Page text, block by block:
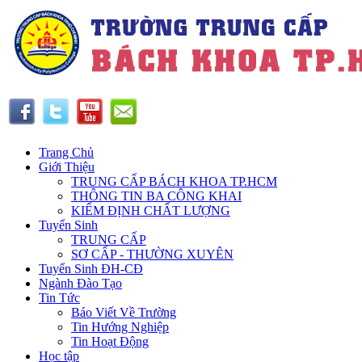
Trang Chủ
Giới Thiệu
TRUNG CẤP BÁCH KHOA TP.HCM
THÔNG TIN BA CÔNG KHAI
KIỂM ĐỊNH CHẤT LƯỢNG
Tuyển Sinh
TRUNG CẤP
SƠ CẤP - THƯỜNG XUYÊN
Tuyển Sinh ĐH-CĐ
Ngành Đào Tạo
Tin Tức
Báo Viết Về Trường
Tin Hướng Nghiệp
Tin Hoạt Động
Học tập